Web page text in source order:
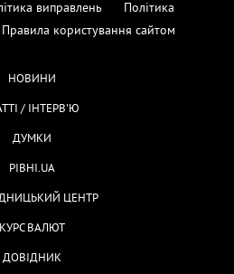
виправлень
Політика
Правила користування сайтом
НОВИНИ
/ ІНТЕРВ'Ю
ДУМКИ
РІВНІ.UA
ЦЕНТР
КУРС ВАЛЮТ
ДОВІДНИК